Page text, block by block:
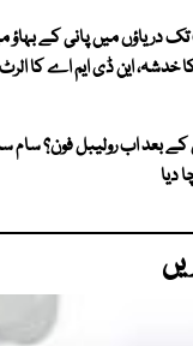
تک دریاؤں میں پانی کے
خدشہ، این ڈی ایم اے کا الرٹ
کے بعد اب رولیبل فون؟
دیا